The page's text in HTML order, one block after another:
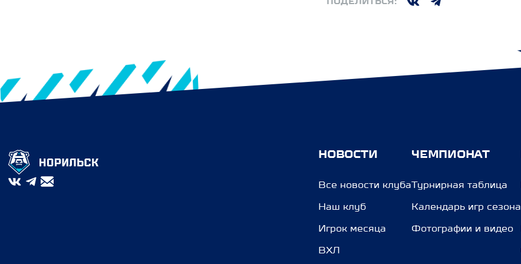
ПОДЕЛИТЬСЯ:
НОВОСТИ
Все новости клуба
Наш клуб
Игрок месяца
ВХЛ
ЧЕМПИОНАТ
Турнирная таблица
Календарь игр сезона
Фотографии и видео